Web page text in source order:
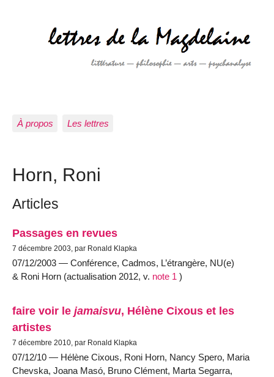
À propos Les lettres
Horn, Roni
Articles
Passages en revues
7 décembre 2003, par Ronald Klapka
07/12/2003 — Conférence, Cadmos, L’étrangère, NU(e)
& Roni Horn (actualisation 2012, v. note 1 )
faire voir le jamaisvu, Hélène Cixous et les
artistes
7 décembre 2010, par Ronald Klapka
07/12/10 — Hélène Cixous, Roni Horn, Nancy Spero, Maria
Chevska, Joana Masó, Bruno Clément, Marta Segarra,